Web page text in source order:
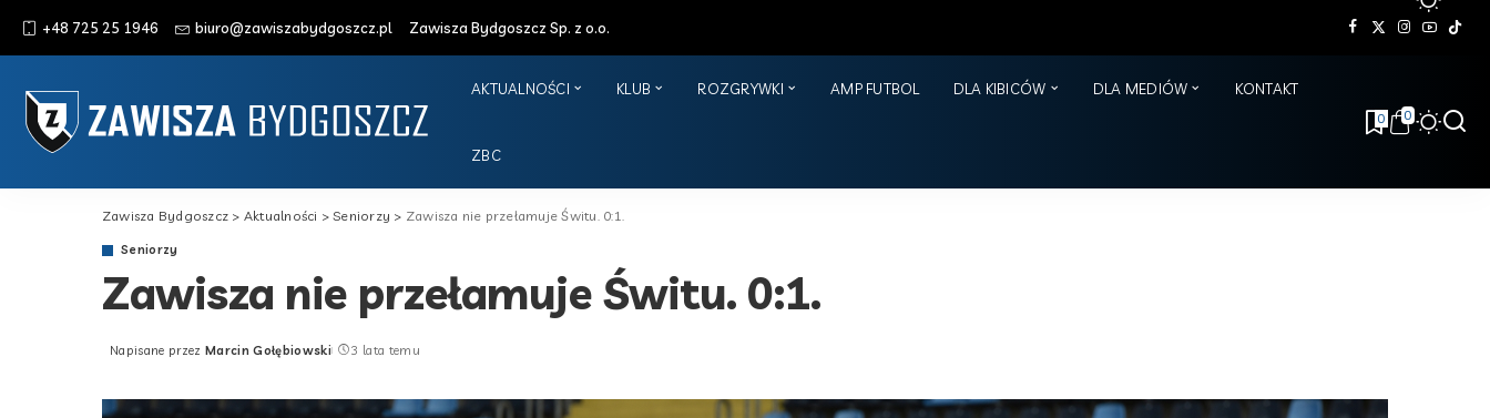
+48 725 25 1946 biuro@zawiszabydgoszcz.pl Zawisza Bydgoszcz Sp. z o.o.
AKTUALNOŚCI KLUB ROZGRYWKI AMP FUTBOL DLA KIBICÓW DLA MEDIÓW KONTAKT
ZBC
0 0
Zawisza Bydgoszcz > Aktualności >Seniorzy > Zawisza nie przełamuje Świtu. 0:1.
Seniorzy
Zawisza nie przełamuje Świtu. 0:1.
Posted
Napisane przez Marcin Gołębiowski 3 lata temu